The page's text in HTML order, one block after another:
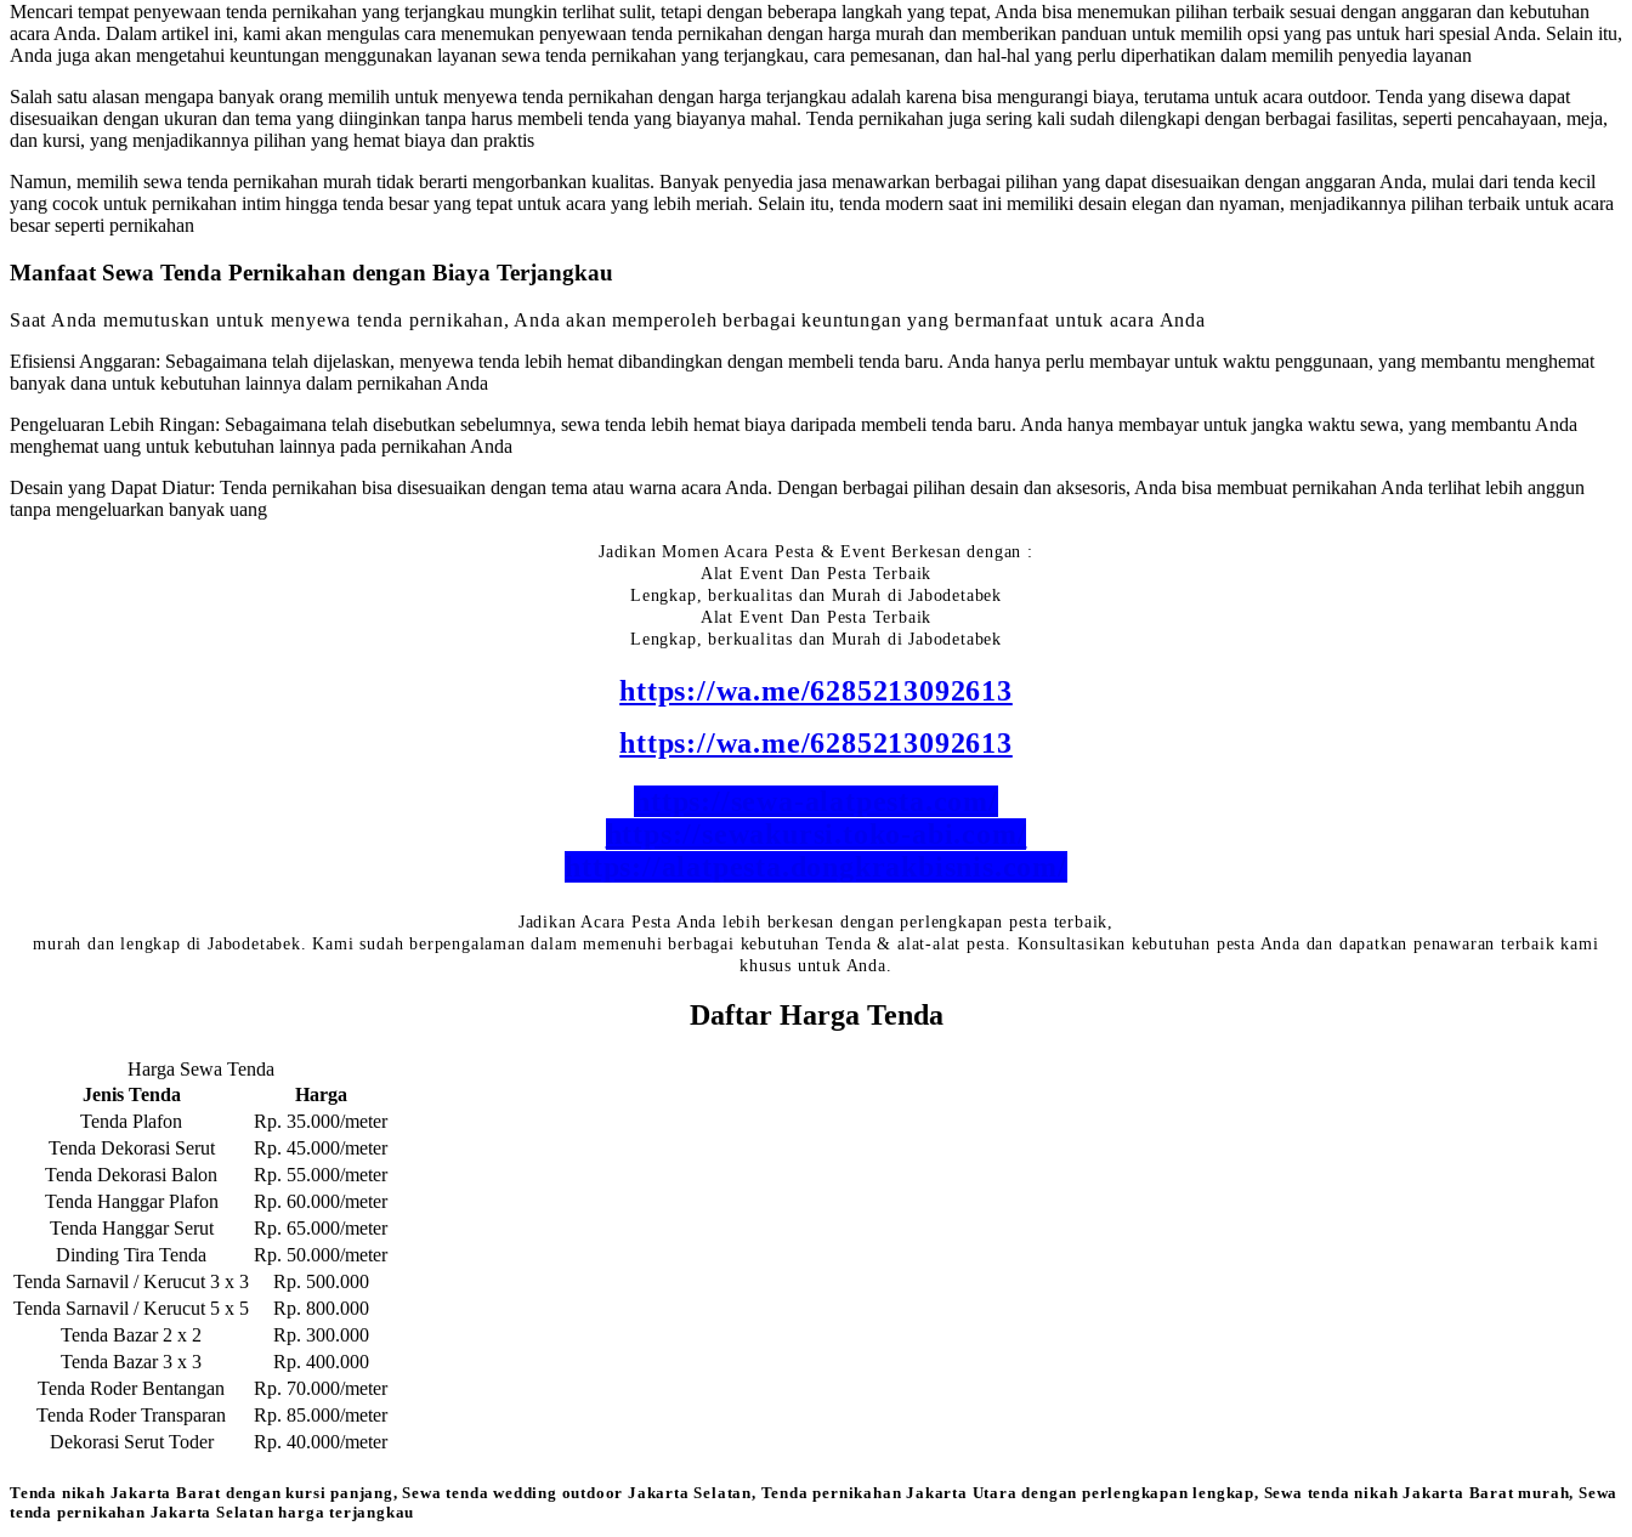
Mencari tempat penyewaan tenda pernikahan yang terjangkau mungkin terlihat sulit, tetapi dengan beberapa langkah yang tepat, Anda bisa menemukan pilihan terbaik sesuai dengan anggaran dan kebutuhan
acara Anda. Dalam artikel ini, kami akan mengulas cara menemukan penyewaan tenda pernikahan dengan harga murah dan memberikan panduan untuk memilih opsi yang pas untuk hari spesial Anda. Selain itu,
Anda juga akan mengetahui keuntungan menggunakan layanan sewa tenda pernikahan yang terjangkau, cara pemesanan, dan hal-hal yang perlu diperhatikan dalam memilih penyedia layanan
Salah satu alasan mengapa banyak orang memilih untuk menyewa tenda pernikahan dengan harga terjangkau adalah karena bisa mengurangi biaya, terutama untuk acara outdoor. Tenda yang disewa dapat
disesuaikan dengan ukuran dan tema yang diinginkan tanpa harus membeli tenda yang biayanya mahal. Tenda pernikahan juga sering kali sudah dilengkapi dengan berbagai fasilitas, seperti pencahayaan, meja,
dan kursi, yang menjadikannya pilihan yang hemat biaya dan praktis
Namun, memilih sewa tenda pernikahan murah tidak berarti mengorbankan kualitas. Banyak penyedia jasa menawarkan berbagai pilihan yang dapat disesuaikan dengan anggaran Anda, mulai dari tenda kecil
yang cocok untuk pernikahan intim hingga tenda besar yang tepat untuk acara yang lebih meriah. Selain itu, tenda modern saat ini memiliki desain elegan dan nyaman, menjadikannya pilihan terbaik untuk acara
besar seperti pernikahan
Manfaat Sewa Tenda Pernikahan dengan Biaya Terjangkau
Saat Anda memutuskan untuk menyewa tenda pernikahan, Anda akan memperoleh berbagai keuntungan yang bermanfaat untuk acara Anda
Efisiensi Anggaran: Sebagaimana telah dijelaskan, menyewa tenda lebih hemat dibandingkan dengan membeli tenda baru. Anda hanya perlu membayar untuk waktu penggunaan, yang membantu menghemat
banyak dana untuk kebutuhan lainnya dalam pernikahan Anda
Pengeluaran Lebih Ringan: Sebagaimana telah disebutkan sebelumnya, sewa tenda lebih hemat biaya daripada membeli tenda baru. Anda hanya membayar untuk jangka waktu sewa, yang membantu Anda
menghemat uang untuk kebutuhan lainnya pada pernikahan Anda
Desain yang Dapat Diatur: Tenda pernikahan bisa disesuaikan dengan tema atau warna acara Anda. Dengan berbagai pilihan desain dan aksesoris, Anda bisa membuat pernikahan Anda terlihat lebih anggun
tanpa mengeluarkan banyak uang
Jadikan Momen Acara Pesta & Event Berkesan dengan :
Alat Event Dan Pesta Terbaik
Lengkap, berkualitas dan Murah di Jabodetabek
Alat Event Dan Pesta Terbaik
Lengkap, berkualitas dan Murah di Jabodetabek
https://wa.me/6285213092613
https://wa.me/6285213092613
Jadikan Acara Pesta Anda lebih berkesan dengan perlengkapan pesta terbaik,
murah dan lengkap di Jabodetabek. Kami sudah berpengalaman dalam memenuhi berbagai kebutuhan Tenda & alat-alat pesta. Konsultasikan kebutuhan pesta Anda dan dapatkan penawaran terbaik kami
khusus untuk Anda.
Daftar Harga Tenda
Harga Sewa Tenda
Jenis Tenda
Harga
Tenda Plafon
Rp. 35.000/meter
Tenda Dekorasi Serut
Rp. 45.000/meter
Tenda Dekorasi Balon
Rp. 55.000/meter
Tenda Hanggar Plafon
Rp. 60.000/meter
Tenda Hanggar Serut
Rp. 65.000/meter
Dinding Tira Tenda
Rp. 50.000/meter
Tenda Sarnavil / Kerucut 3 x 3
Rp. 500.000
Tenda Sarnavil / Kerucut 5 x 5
Rp. 800.000
Tenda Bazar 2 x 2
Rp. 300.000
Tenda Bazar 3 x 3
Rp. 400.000
Tenda Roder Bentangan
Rp. 70.000/meter
Tenda Roder Transparan
Rp. 85.000/meter
Dekorasi Serut Toder
Rp. 40.000/meter
Tenda nikah Jakarta Barat dengan kursi panjang, Sewa tenda wedding outdoor Jakarta Selatan, Tenda pernikahan Jakarta Utara dengan perlengkapan lengkap, Sewa tenda nikah Jakarta Barat murah, Sewa
tenda pernikahan Jakarta Selatan harga terjangkau